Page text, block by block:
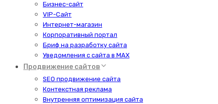
Бизнес-сайт
VIP-Сайт
Интернет-магазин
Корпоративный портал
Бриф на разработку сайта
Уведомления с сайта в MAX
Продвижение сайтов
SEO продвижение сайта
Контекстная реклама
Внутренняя оптимизация сайта